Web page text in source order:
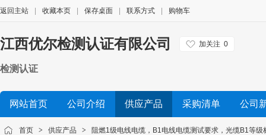
返回主站 收藏本页 保存桌面 联系方式 购物车
江西优尔检测认证有限公司 加关注 0
检测认证
网站首页 公司介绍 供应产品 采购清单 公司
首页 > 供应产品 > 阻燃1级电线电缆，B1电线电缆测试要求，光缆B1等级